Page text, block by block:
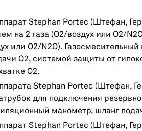
Stephan Portec (Штефан,
на 2 газа (О2/воздух или О2/
или О2/N2О).
O2, системой защиты от
O2.
Stephan Portec (Штефан,
для подключения
манометр, шланг
Stephan Portec (Штефан,